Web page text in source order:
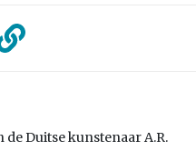
Duitse kunstenaar A.R.